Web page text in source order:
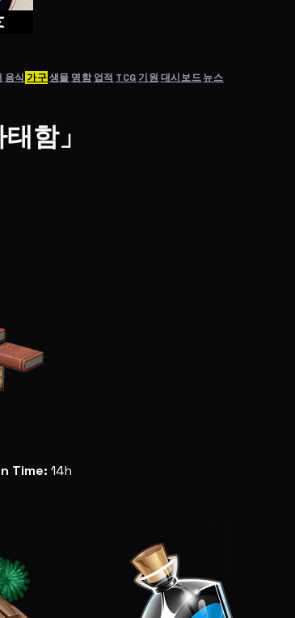
음식 가구생물 명함 업적 TCG기원 대시보드뉴스
함」
Time: 14h